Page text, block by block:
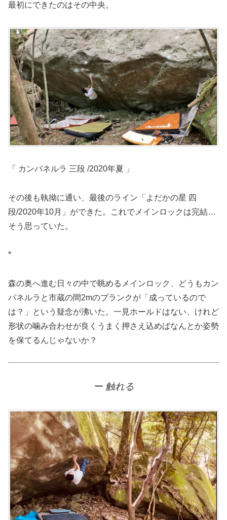
最初にできたのはその中央。
「 カンパネルラ 三段 /2020年夏 」
その後も執拗に通い、最後のライン「よだかの星 四
段/2020年10月」ができた。これでメインロックは完結…
そう思っていた。
*
森の奥へ進む日々の中で眺めるメインロック、どうもカン
パネルラと市蔵の間2mのブランクが「成っているので
は？」という疑念が沸いた。一見ホールドはない、けれど
形状の噛み合わせが良くうまく押さえ込めばなんとか姿勢
を保てるんじゃないか？
ー 触れる